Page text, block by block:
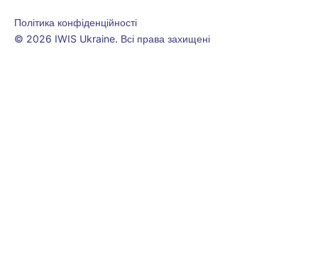
© 2026 IWIS Ukraine. Всі права захищені
Політика конфіденційності